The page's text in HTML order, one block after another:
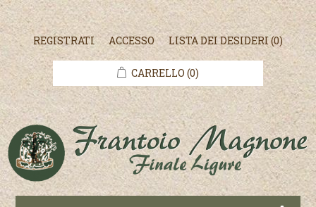
REGISTRATI ACCESSO LISTA DEI DESIDERI(0)
CARRELLO (0)